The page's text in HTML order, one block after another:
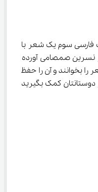
سوم یک شعر با
نسرین صمصامی آورده
باید شعر را بخوانند و آن را حفظ
شعر می‌توانید از دوستانتان کمک بگیرید